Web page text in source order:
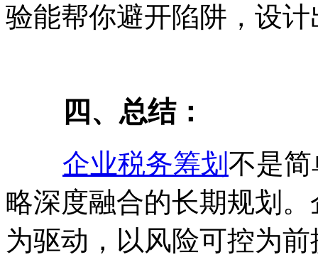
验能帮你避开陷阱，设
四、总结：
企业税务筹划 不是简
略深度融合的长期规划
为驱动，以风险可控为